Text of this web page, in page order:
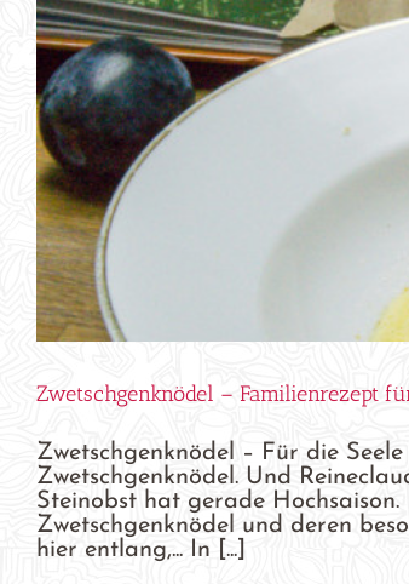
Zwetschgenknödel – Familienrezept
Zwetschgenknödel – Für die
Zwetschgenknödel. Und
Steinobst hat gerade
Zwetschgenknödel und deren
hier entlang,... In [...]